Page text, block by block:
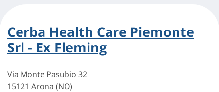
Cerba Health Care Piemonte
Srl - Ex Fleming
Via Monte Pasubio 32
15121 Arona (NO)